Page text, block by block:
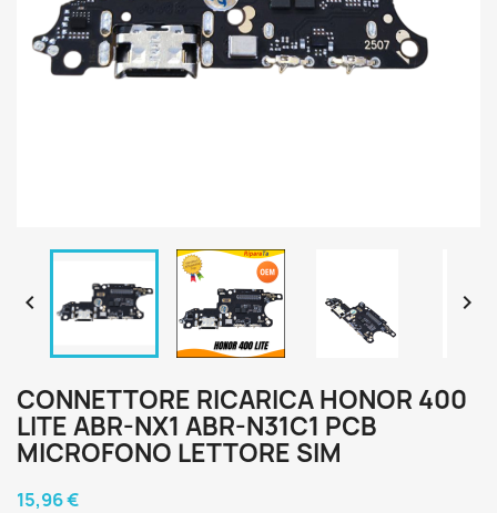
 
CONNETTORE RICARICA HONOR 400
LITE ABR-NX1 ABR-N31C1 PCB
MICROFONO LETTORE SIM
15,96 €